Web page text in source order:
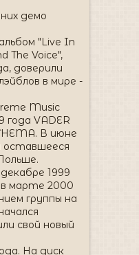
демо
"Live In
The Voice",
доверили
в мире -
Music
года VADER
В июне
оставшееся
1999
в марте 2000
группы на
свой новый
На диск